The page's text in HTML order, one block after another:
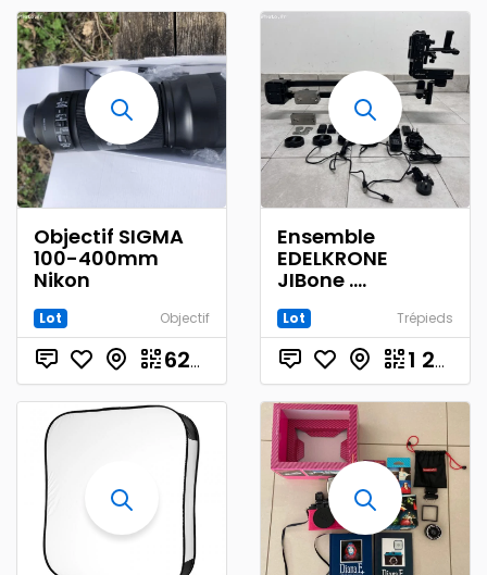
Objectif SIGMA
100-400mm
Nikon
Lot Objectif
620.00
Ensemble
EDELKRONE
JIBone ....
Lot Trépieds
1 250.00